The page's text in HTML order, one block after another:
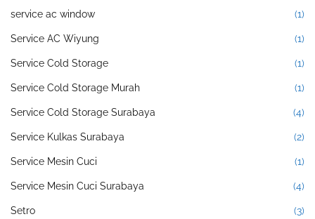
service ac window (1)
Service AC Wiyung (1)
Service Cold Storage (1)
Service Cold Storage Murah (1)
Service Cold Storage Surabaya (4)
Service Kulkas Surabaya (2)
Service Mesin Cuci (1)
Service Mesin Cuci Surabaya (4)
Setro (3)